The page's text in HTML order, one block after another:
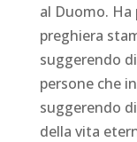
al Duomo.
preghiera
suggerendo
persone che
suggerendo
della vita